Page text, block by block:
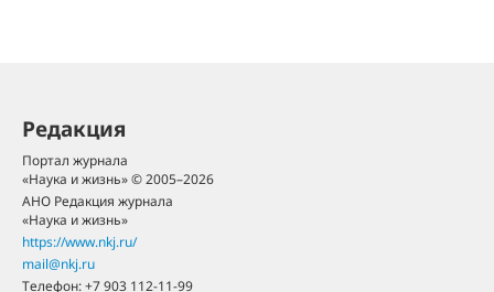
Редакция
Портал журнала
«Наука и жизнь» © 2005–2026
АНО Редакция журнала
«Наука и жизнь»
https://www.nkj.ru/
mail@nkj.ru
Телефон:+7 903 112-11-99